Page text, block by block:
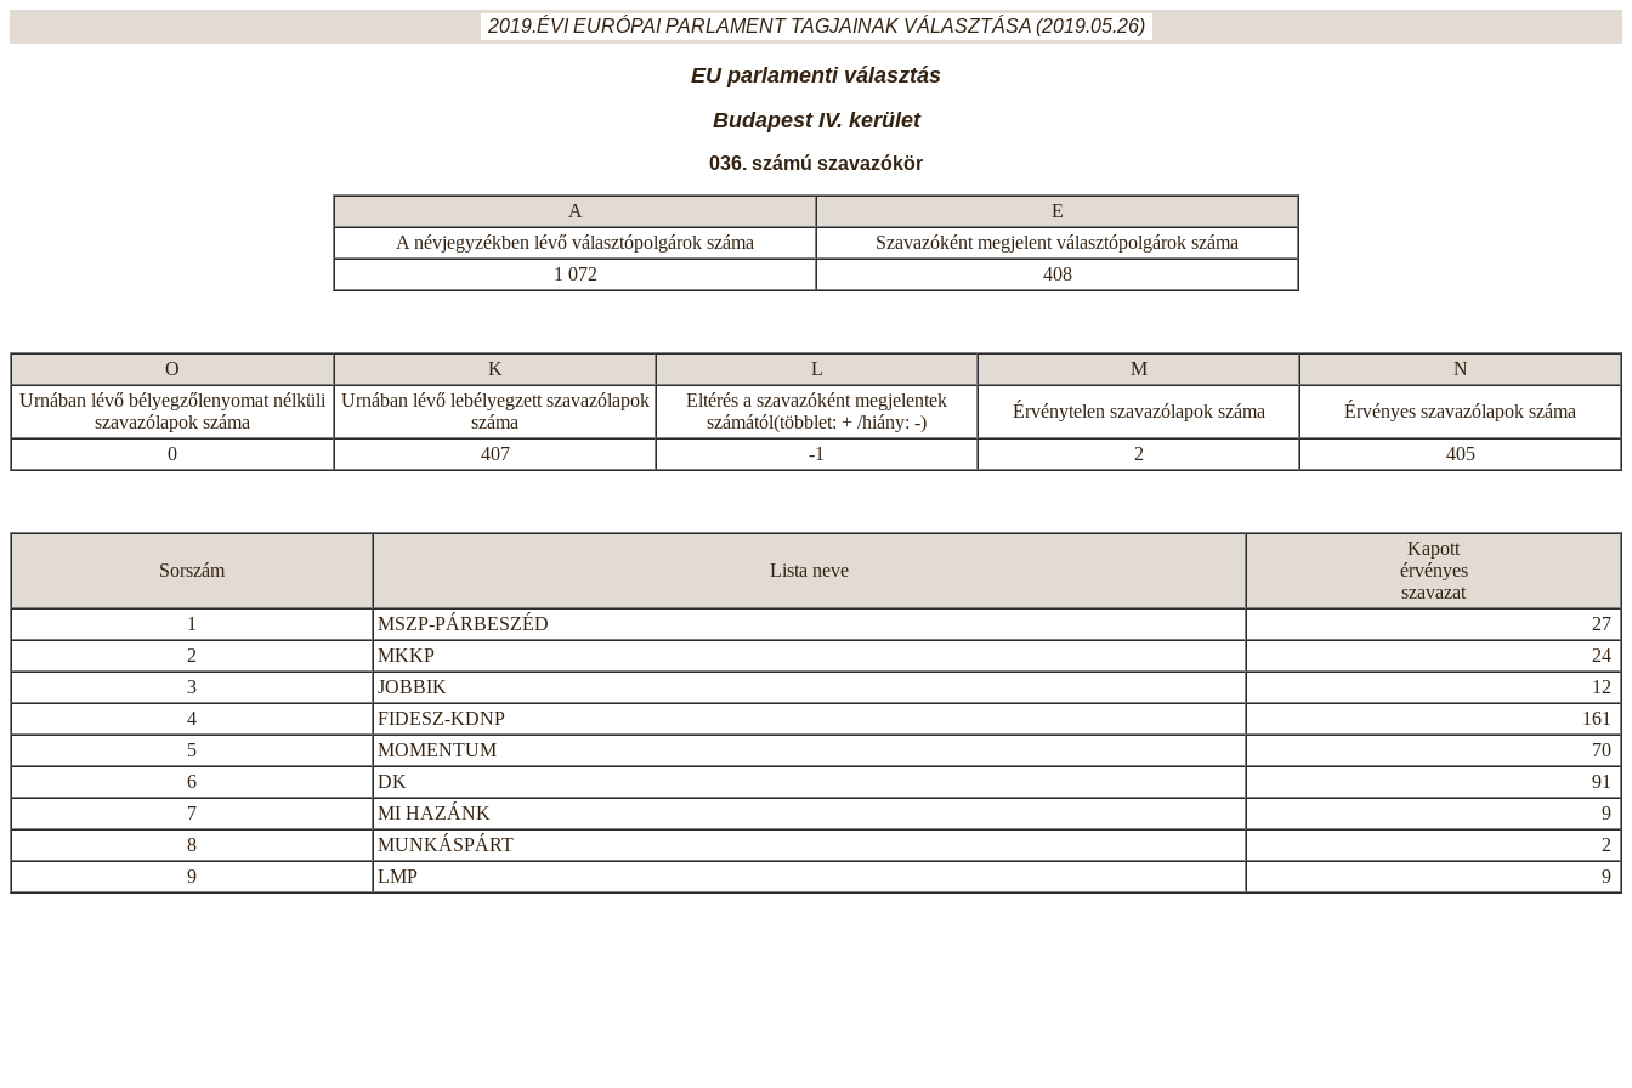
2019.ÉVI EURÓPAI PARLAMENT TAGJAINAK VÁLASZTÁSA (2019.05.26)
EU parlamenti választás
Budapest IV. kerület
036. számú szavazókör
A
E
A névjegyzékben lévő választópolgárok száma
Szavazóként megjelent választópolgárok száma
1 072
408
O K L M
N
Urnában lévő bélyegzőlenyomat nélküli
szavazólapok száma
Urnában lévő lebélyegzett szavazólapok
száma
Eltérés a szavazóként megjelentek
számától(többlet: + /hiány: -)
Érvénytelen szavazólapok száma Érvényes szavazólapok száma
0 407 -1 2 405
Sorszám Lista neve
Kapott
érvényes
szavazat
1
MSZP-PÁRBESZÉD
27
2
MKKP
24
3
JOBBIK
12
4
FIDESZ-KDNP
161
5
MOMENTUM
70
6
DK
91
7
MI HAZÁNK
9
8
MUNKÁSPÁRT
2
9
LMP 9